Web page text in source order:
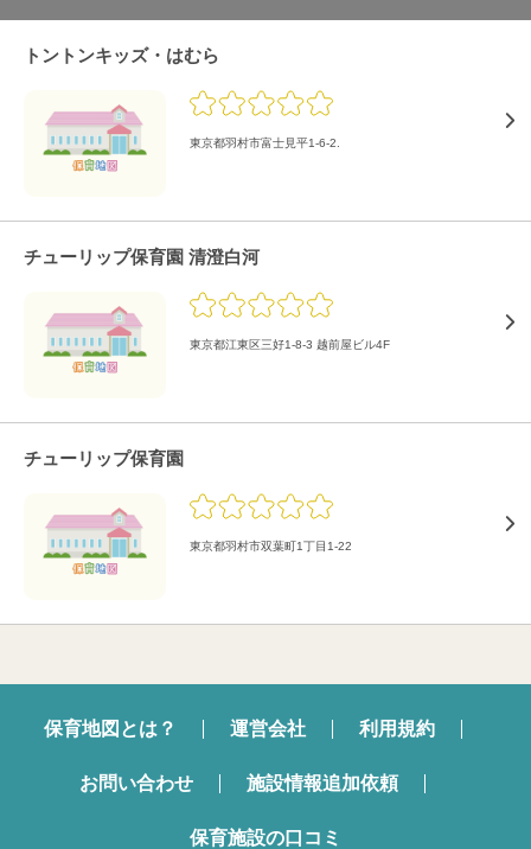
トントンキッズ・はむら
東京都羽村市富士見平1-6-2.
チューリップ保育園 清澄白河
東京都江東区三好1-8-3 越前屋ビル4F
チューリップ保育園
東京都羽村市双葉町1丁目1-22
保育地図とは？ 運営会社 利用規約
お問い合わせ 施設情報追加依頼
保育施設の口コミ